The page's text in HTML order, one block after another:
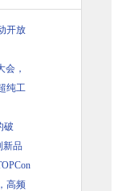
开放
会，
纯工
破
新品
高频